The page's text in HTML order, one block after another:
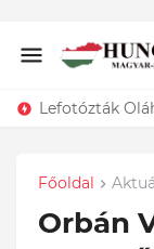
Főoldal
Orbán